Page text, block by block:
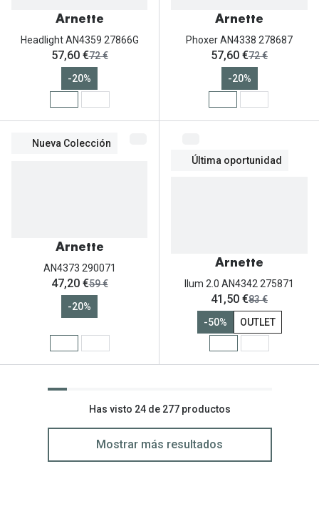
Arnette
Headlight AN4359 27866G
ahora:
57,60 €antes:
72 €
-20%
Arnette
Phoxer AN4338 278687
ahora:
57,60 €antes:
72 €
-20%
Nueva Colección
Arnette
AN4373 290071
ahora:
47,20 €antes:
59 €
-20%
Última oportunidad
Arnette
Ilum 2.0 AN4342 275871
ahora:
41,50 €antes:
83 €
-50%
OUTLET
Has visto 24 de 277 productos
Mostrar más resultados